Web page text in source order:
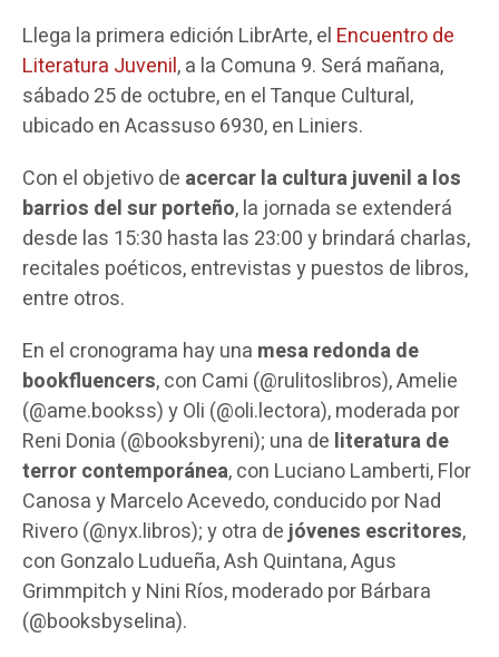
Llega la primera edición LibrArte, el Encuentro de
Literatura Juvenil, a la Comuna 9. Será mañana,
sábado 25 de octubre, en el Tanque Cultural,
ubicado en Acassuso 6930, en Liniers.
Con el objetivo de acercar la cultura juvenil a los
barrios del sur porteño, la jornada se extenderá
desde las 15:30 hasta las 23:00 y brindará charlas,
recitales poéticos, entrevistas y puestos de libros,
entre otros.
En el cronograma hay una mesa redonda de
bookfluencers, con Cami (@rulitoslibros), Amelie
(@ame.bookss) y Oli (@oli.lectora), moderada por
Reni Donia (@booksbyreni); una de literatura de
terror contemporánea, con Luciano Lamberti, Flor
Canosa y Marcelo Acevedo, conducido por Nad
Rivero (@nyx.libros); y otra dejóvenes escritores,
con Gonzalo Ludueña, Ash Quintana, Agus
Grimmpitch y Nini Ríos, moderado por Bárbara
(@booksbyselina).